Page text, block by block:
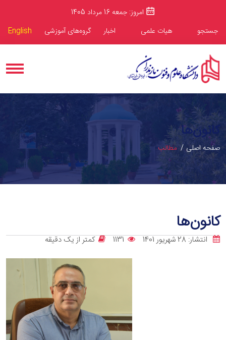
امروز: جمعه 16 مرداد 1405
جستجو
هیات علمی اخبار گروه‌های آموزشی English
کانون‌ها
صفحه اصلی مطالب
کانون‌ها
انتشار: 28 شهریور 1401 1131 کمتر از یک دقیقه